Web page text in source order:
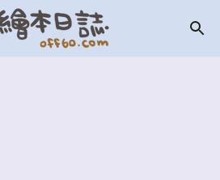
跳到主要內容